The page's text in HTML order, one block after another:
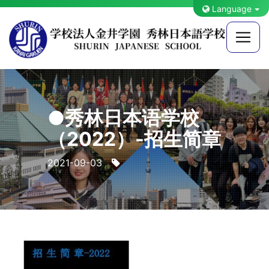
Language
●秀林日本语学校
（2022）-招生简章
2021-09-03